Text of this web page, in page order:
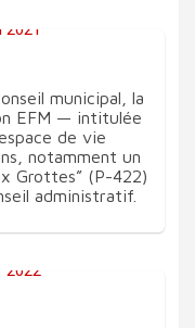
municipal, la
EFM — intitulée
de vie
notamment un
Grottes” (P-422)
administratif.